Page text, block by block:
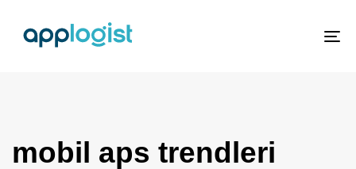
mobil aps trendleri